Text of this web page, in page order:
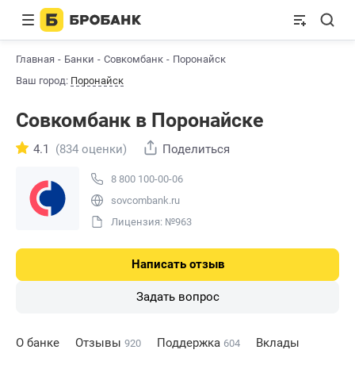
Главная Банки Совкомбанк
Поронайск
Ваш город: Поронайск
Совкомбанк в Поронайске
8 800 100-00-06
sovcombank.ru
Лицензия: №963
4.1 (834 оценки) Поделиться
Написать отзыв
Задать вопрос
О банке Отзывы 920 Поддержка 604 Вклады